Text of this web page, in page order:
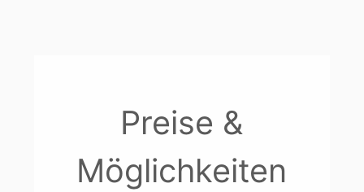
Preise &
Möglichkeiten